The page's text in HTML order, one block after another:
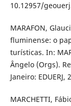
10.12957/
MARAFON,
fluminense: o
turísticas. In:
Ângelo (Orgs).
Janeiro: EDUERJ,
MARCHETTI,